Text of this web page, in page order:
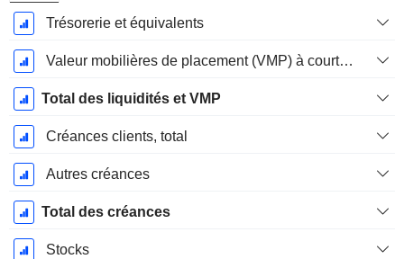
Décembre
Trésorerie et équivalents
Valeur mobilières de placement (VMP) à court terme
Total des liquidités et VMP
Créances clients, total
Autres créances
Total des créances
Stocks